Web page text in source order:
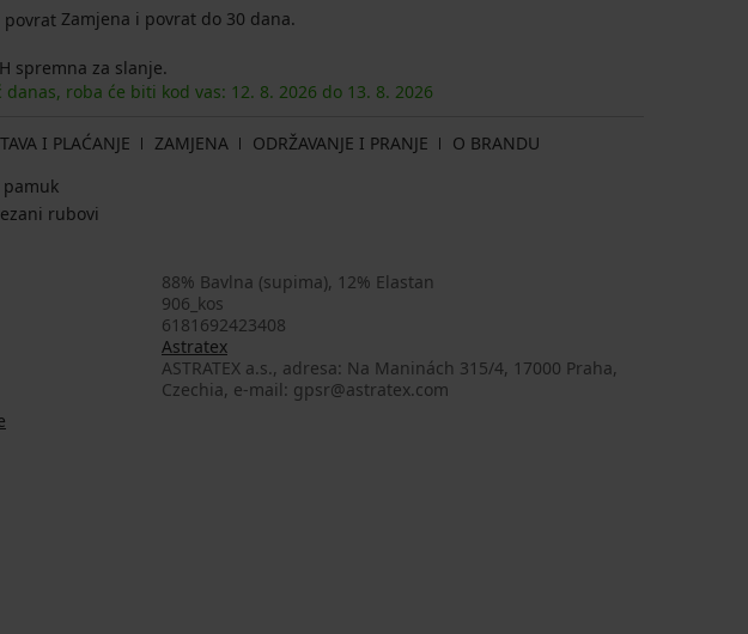
Zamjena i povrat do 30 dana.
spremna za slanje.
danas, roba će biti kod vas: 12. 8. 2026 do 13. 8. 2026
I PLAĆANJE ZAMJENA ODRŽAVANJE I PRANJE
O BRANDU
rubovi
88% Bavlna (supima), 12% Elastan
906_kos
6181692423408
Astratex
ASTRATEX a.s., adresa: Na Maninách 315/4, 17000 Praha,
Czechia, e-mail: gpsr@astratex.com